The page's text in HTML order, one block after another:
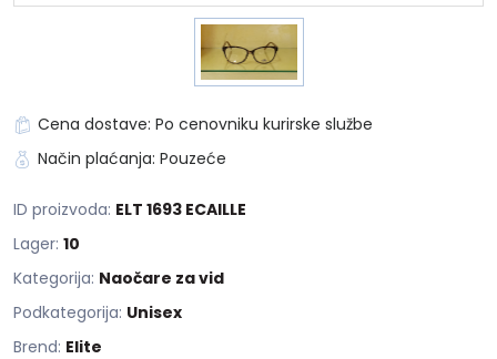
Cena dostave: Po cenovniku kurirske službe
Način plaćanja: Pouzeće
ID proizvoda: ELT 1693 ECAILLE
Lager: 10
Kategorija: Naočare za vid
Podkategorija: Unisex
Brend: Elite